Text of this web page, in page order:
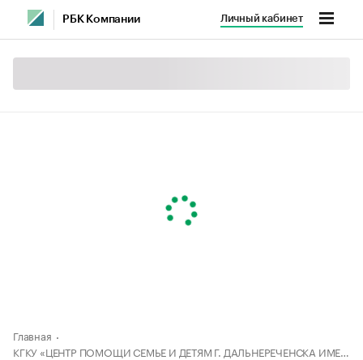
РБК Компании Личный кабинет
Главная
КГКУ «ЦЕНТР ПОМОЩИ СЕМЬЕ И ДЕТЯМ Г. ДАЛЬНЕРЕЧЕНСКА ИМЕНИ ГЕРОЯ СОВЕТСКОГО СОЮЗА Д.В. ЛЕОНОВА»